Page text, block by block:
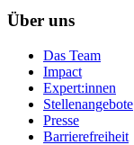
Über uns
Das Team
Impact
Expert:innen
Stellenangebote
Presse
Barrierefreiheit